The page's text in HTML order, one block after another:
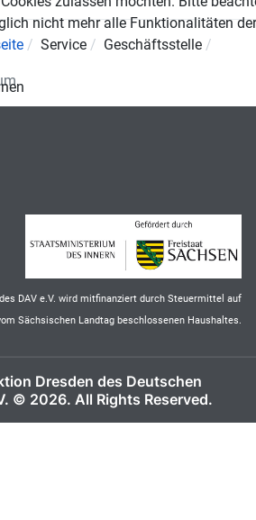
Service Geschäftsstelle
DAV e.V. wird mitfinanziert durch Steuermittel auf
Sächsischen Landtag beschlossenen Haushaltes.
Dresden des Deutschen
© 2026. All Rights Reserved.
nicht mehr alle Funktionalitäten